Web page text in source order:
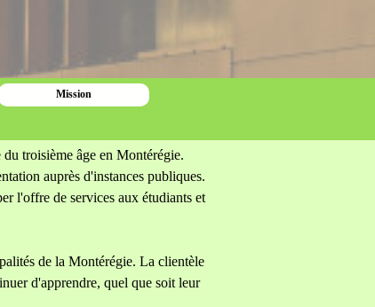
Mission
troisième âge en Montérégie.
auprès d'instances publiques.
l'offre de services aux étudiants et
de la Montérégie. La clientèle
d'apprendre, quel que soit leur